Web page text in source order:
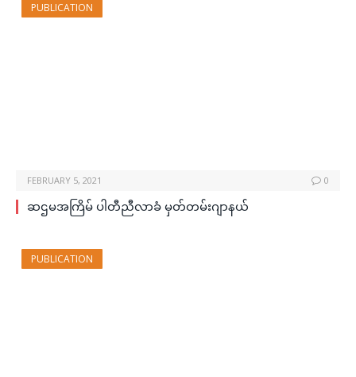
PUBLICATION
FEBRUARY 5, 2021 0
ဆဌမအကြိမ် ပါတီညီလာခံ မှတ်တမ်းဂျာနယ်
PUBLICATION